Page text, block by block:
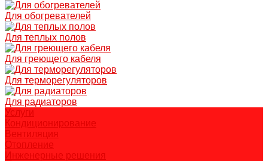
Для обогревателей
Для теплых полов
Для греющего кабеля
Для терморегуляторов
Для радиаторов
Услуги
Кондиционирование
Вентиляция
Отопление
Инженерные решения